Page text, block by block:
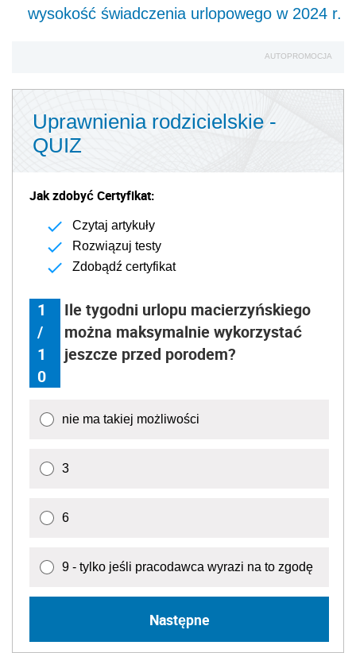
wysokość świadczenia urlopowego w 2024 r.
AUTOPROMOCJA
Uprawnienia rodzicielskie -
QUIZ
Jak zdobyć Certyfikat:
Czytaj artykuły
Rozwiązuj testy
Zdobądź certyfikat
1
/
1
0
Ile tygodni urlopu macierzyńskiego
można maksymalnie wykorzystać
jeszcze przed porodem?
nie ma takiej możliwości
3
6
9 - tylko jeśli pracodawca wyrazi na to zgodę
Następne